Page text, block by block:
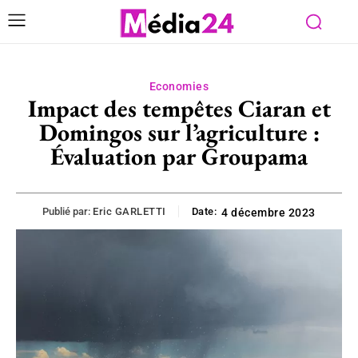
Economies
Impact des tempêtes Ciaran et
Domingos sur l’agriculture :
Évaluation par Groupama
Publié par: Eric GARLETTI Date: 4 décembre 2023